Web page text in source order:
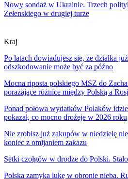
Nowy sondaż w Ukrainie. Trzech
Zełenskiego w drugiej turze
Kraj
Po latach dowiadujesz się, że działka
odszkodowanie może być za późno
Mocna riposta polskiego MSZ do
porażające różnice między Polską a
Ponad połowa wydatków Polaków
pokazał, co mocno drożeje w 2026 roku
Nie zrobisz już zakupów w niedzielę
koniec z omijaniem zakazu
Setki czołgów w drodze do Polski.
Polska zamyka lukę w obronie nieba.